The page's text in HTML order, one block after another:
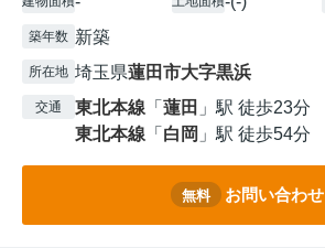
築年数 新築
所在地 埼玉県蓮田市大字黒浜
交通 東北本線 「 蓮田 」駅 徒歩23分
東北本線 「 白岡 」駅 徒歩54分
無料 お問い合わせ